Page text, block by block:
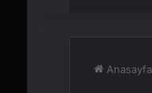
Anasayfa